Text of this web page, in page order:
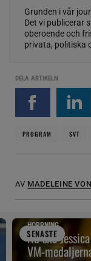
Grunden i vår
Det vi publicerar
oberoende och
privata, politiska
DELA ARTIKELN
PROGRAM SVT
AV MADELEINE
SENASTE
HOPPNING
Nu ska
VM-